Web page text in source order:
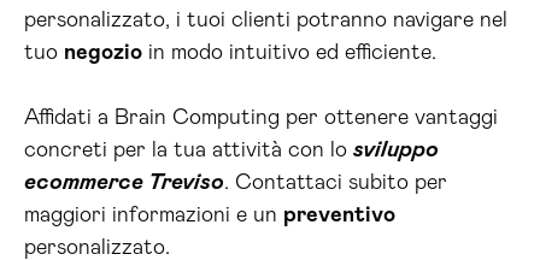
personalizzato, i tuoi clienti potranno navigare nel
tuo negozio in modo intuitivo ed efficiente.
Affidati a Brain Computing per ottenere vantaggi
concreti per la tua attività con lo sviluppo
ecommerce Treviso. Contattaci subito per
maggiori informazioni e un preventivo
personalizzato.